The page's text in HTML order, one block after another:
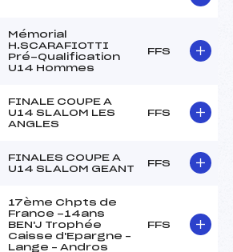
Mémorial
H.SCARAFIOTTI
Pré-Qualification
U14 Hommes
FFS
FINALE COUPE A
U14 SLALOM LES
ANGLES
FFS
FINALES COUPE A
U14 SLALOM GEANT
FFS
17ème Chpts de
France -14ans
BEN'J Trophée
Caisse d'Epargne –
Lange – Andros
FFS